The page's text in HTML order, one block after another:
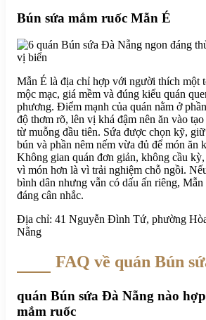
Bún sứa mắm ruốc Mẫn É
Mẫn É là địa chỉ hợp với người thích một
mộc mạc, giá mềm và đúng kiểu quán
phương. Điểm mạnh của quán nằm ở
độ thơm rõ, lên vị khá đậm nên ăn vào
từ muỗng đầu tiên. Sứa được chọn kỹ,
bún và phần nêm nếm vừa đủ để món ăn
Không gian quán đơn giản, không cầu
vì món hơn là vì trải nghiệm chỗ ngồi.
bình dân nhưng vẫn có dấu ấn riêng,
đáng cân nhắc.
Địa chỉ: 41 Nguyễn Đình Tứ, phường
Nẵng
FAQ về quán Bún
quán Bún sứa Đà Nẵng nào
mắm ruốc